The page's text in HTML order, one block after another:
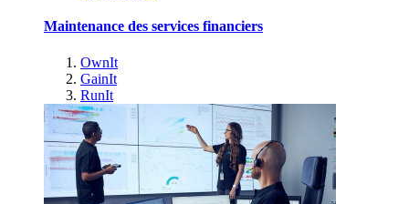
Maintenance des services financiers
OwnIt
GainIt
RunIt